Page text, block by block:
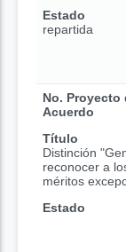
Estado
repartida
No. Proyecto
Acuerdo
Título
Distinción
reconocer a
méritos
Estado